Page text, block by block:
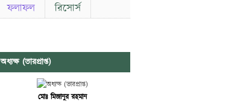
ফলাফল
রিসোর্স
অধ্যক্ষ (ভারপ্রাপ্ত)
মোঃ মিজানুর রহমান